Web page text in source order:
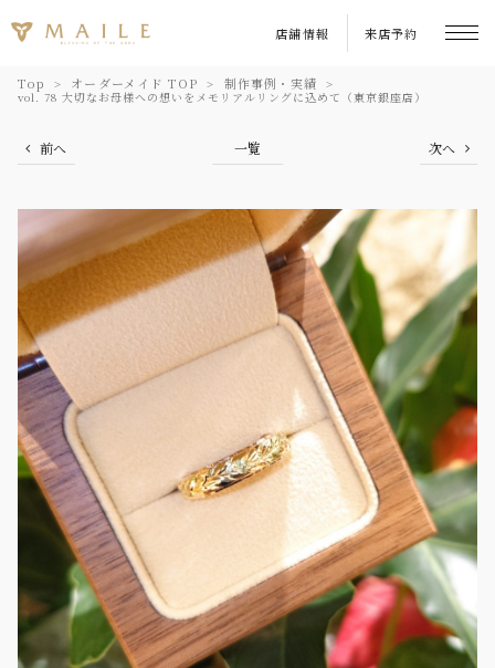
店舗情報 来店予約
Top オーダーメイド TOP 制作事例・実績
vol. 78 大切なお母様への想いをメモリアルリングに込めて（東京銀座店）
前へ 一覧 次へ